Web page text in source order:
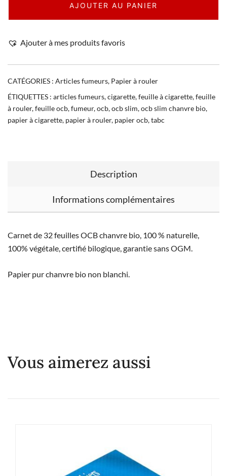
AJOUTER AU PANIER
Ajouter à mes produits favoris
CATÉGORIES : Articles fumeurs, Papier à rouler
ÉTIQUETTES : articles fumeurs,cigarette,feuille à cigarette,feuille
à rouler,feuille ocb,fumeur,ocb,ocb slim,ocb slim chanvre bio,
papier à cigarette, papier à rouler, papier ocb,tabc
Description
Informations complémentaires
Carnet de 32 feuilles OCB chanvre bio, 100 % naturelle,
100% végétale, certifié bilogique, garantie sans OGM.
Papier pur chanvre bio non blanchi.
Vous aimerez aussi